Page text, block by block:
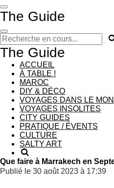
Passer
au
principal
The Guide
The Guide
ACCUEIL
À TABLE !
MAROC
DIY & DÉCO
VOYAGES DANS LE
VOYAGES INSOLITES
CITY GUIDES
PRATIQUE / ÉVENTS
CULTURE
SALTY ART
Que faire à Marrakech en
Publié le 30 août 2023 à 17:39